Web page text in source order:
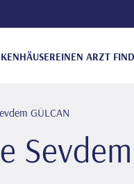
EINEN ARZT
GÜLCAN